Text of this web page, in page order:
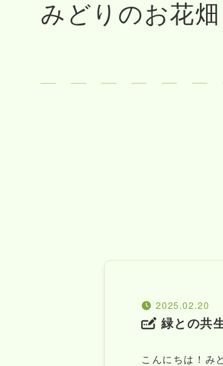
みどりのお花畑
2025.02.20
緑との共
こんにちは！み